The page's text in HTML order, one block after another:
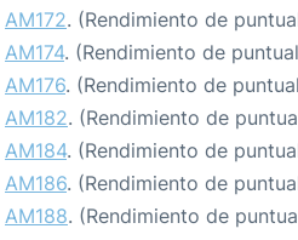
AM172. (Rendimiento de
AM174. (Rendimiento de
AM176. (Rendimiento de
AM182. (Rendimiento de
AM184. (Rendimiento de
AM186. (Rendimiento de
AM188. (Rendimiento de